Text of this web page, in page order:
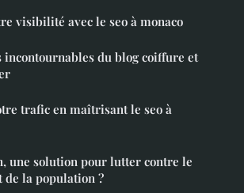
visibilité avec le seo à monaco
incontournables du blog coiffure et
trafic en maîtrisant le seo à
une solution pour lutter contre le
la population ?